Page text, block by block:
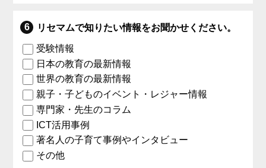
リセマムで知りたい情報をお聞かせください。
受験情報
日本の教育の最新情報
世界の教育の最新情報
親子・子どものイベント・レジャー情報
専門家・先生のコラム
ICT活用事例
著名人の子育て事例やインタビュー
その他